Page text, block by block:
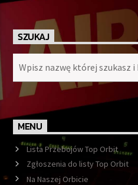
SZUKAJ
MENU
Lista Przebojów Top Orbit
Zgłoszenia do listy Top Orbit
Na Naszej Orbicie